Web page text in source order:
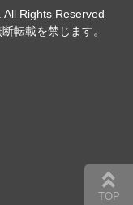
Rights Reserved
転載を禁じます。